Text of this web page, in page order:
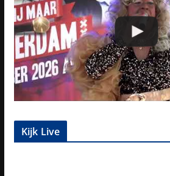
Kijk Live